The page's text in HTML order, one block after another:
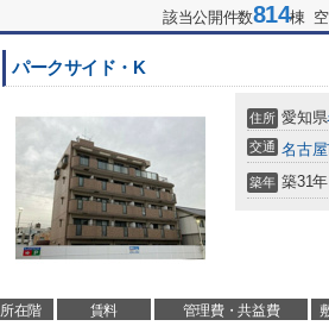
該当公開件数814棟
パークサイド・K
住所 愛知県
交通 名古
築年 築31年
所在階 賃料 管理費・共益費